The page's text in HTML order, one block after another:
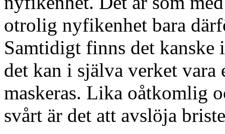
otrolig nyfikenhet bara
Samtidigt finns det kanske
det kan i själva verket vara
maskeras. Lika oåtkomlig
svårt är det att avslöja